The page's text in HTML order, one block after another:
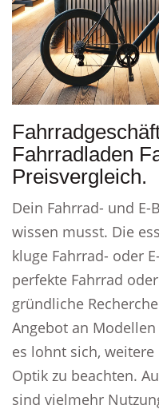
Fahrradladen
Preisvergleich.
Dein Fahrrad- und E-
wissen musst. Die
kluge Fahrrad- oder
perfekte Fahrrad
gründliche
Angebot an
es lohnt sich,
Optik zu beachten.
sind vielmehr